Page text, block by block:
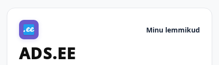
Minu lemmikud
ADS.EE